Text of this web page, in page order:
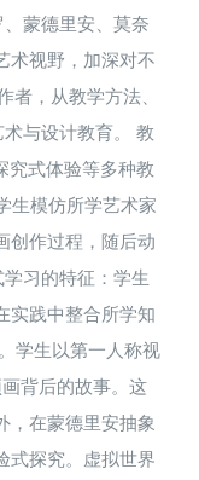
蒙德里安、莫奈
术视野，加深对不
，从教学方法、
与设计教育。 教
究式体验等多种教
生模仿所学艺术家
创作过程，随后动
习的特征：学生
实践中整合所学知
学生以第一人称视
背后的故事。这
，在蒙德里安抽象
式探究。虚拟世界